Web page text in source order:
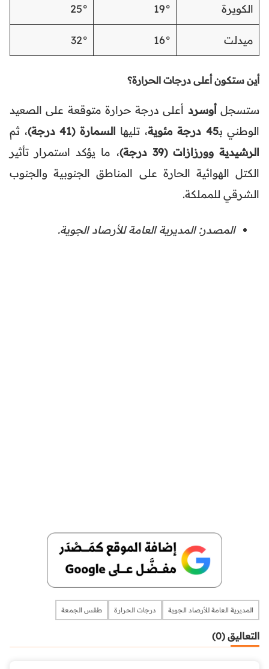
الكويرة 19°
25°
ميدلت 16°
32°
أين ستكون أعلى درجات الحرارة؟
ستسجلأوسرد أعلى درجة حرارة متوقعة على الصعيد
الوطني بـ45 درجة مئوية ، تليها السمارة (41 درجة)
، ثم
الرشيدية وورزازات (39 درجة)
، ما يؤكد استمرار تأثير
الكتل الهوائية الحارة على المناطق الجنوبية والجنوب
الشرقي للمملكة.
المصدر: المديرية العامة للأرصاد الجوية.
المديرية العامة للأرصاد الجوية درجات الحرارة طقس الجمعة
التعاليق (0)